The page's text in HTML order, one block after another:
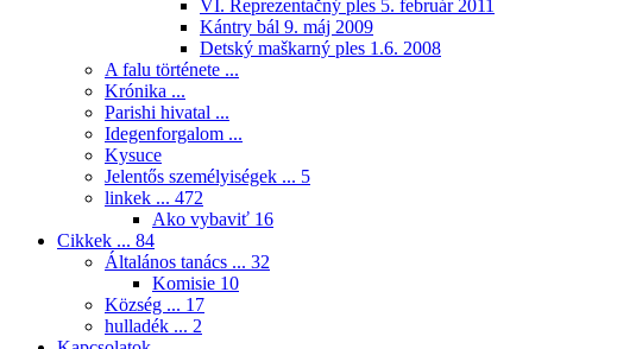
VI. Reprezentačný ples 5. február 2011
Kántry bál 9. máj 2009
Detský maškarný ples 1.6. 2008
A falu története ...
Krónika ...
Parishi hivatal ...
Idegenforgalom ...
Kysuce
Jelentős személyiségek ... 5
linkek ... 472
Ako vybaviť 16
Cikkek ... 84
Általános tanács ... 32
Komisie 10
Község ... 17
hulladék ... 2